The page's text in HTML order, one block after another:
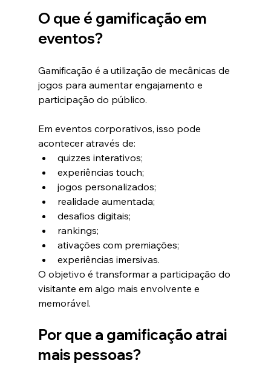
O que é gamificação em
eventos?
Gamificação é a utilização de mecânicas de
jogos para aumentar engajamento e
participação do público.
Em eventos corporativos, isso pode
acontecer através de:
quizzes interativos;
experiências touch;
jogos personalizados;
realidade aumentada;
desafios digitais;
rankings;
ativações com premiações;
experiências imersivas.
O objetivo é transformar a participação do
visitante em algo mais envolvente e
memorável.
Por que a gamificação atrai
mais pessoas?